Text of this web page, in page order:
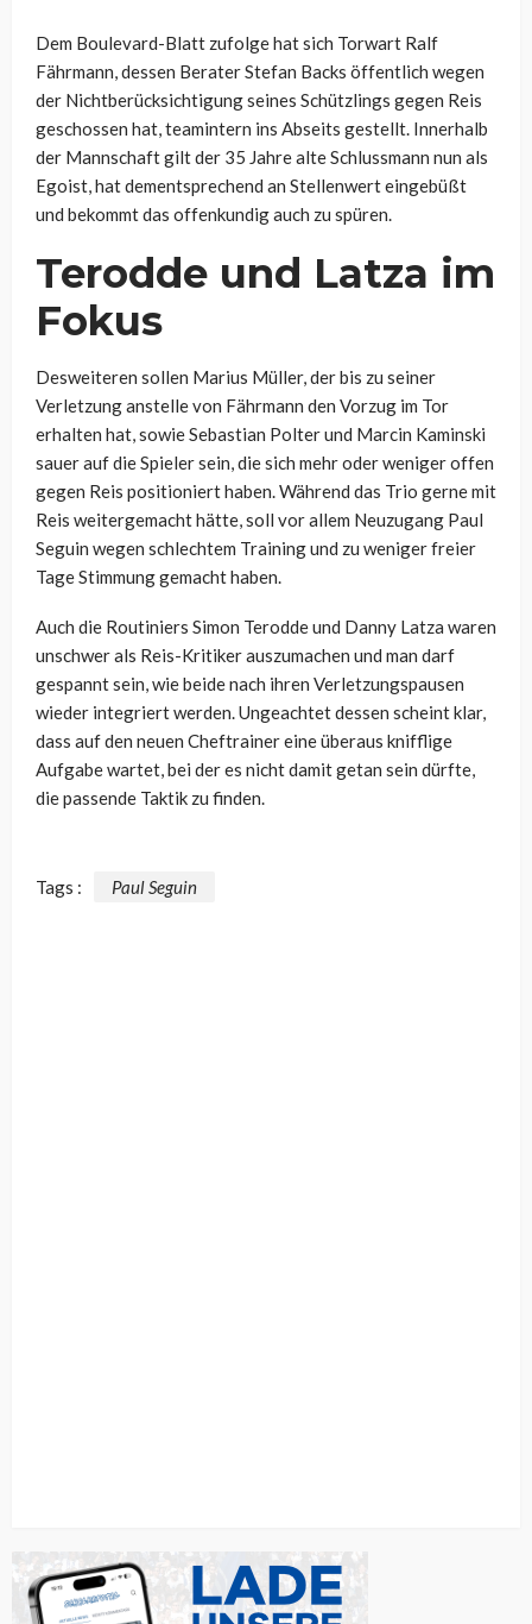
Dem Boulevard-Blatt zufolge hat sich Torwart Ralf
Fährmann, dessen Berater Stefan Backs öffentlich wegen
der Nichtberücksichtigung seines Schützlings gegen Reis
geschossen hat, teamintern ins Abseits gestellt. Innerhalb
der Mannschaft gilt der 35 Jahre alte Schlussmann nun als
Egoist, hat dementsprechend an Stellenwert eingebüßt
und bekommt das offenkundig auch zu spüren.
Terodde und Latza im
Fokus
Desweiteren sollen Marius Müller, der bis zu seiner
Verletzung anstelle von Fährmann den Vorzug im Tor
erhalten hat, sowie Sebastian Polter und Marcin Kaminski
sauer auf die Spieler sein, die sich mehr oder weniger offen
gegen Reis positioniert haben. Während das Trio gerne mit
Reis weitergemacht hätte, soll vor allem Neuzugang Paul
Seguin wegen schlechtem Training und zu weniger freier
Tage Stimmung gemacht haben.
Auch die Routiniers Simon Terodde und Danny Latza waren
unschwer als Reis-Kritiker auszumachen und man darf
gespannt sein, wie beide nach ihren Verletzungspausen
wieder integriert werden. Ungeachtet dessen scheint klar,
dass auf den neuen Cheftrainer eine überaus knifflige
Aufgabe wartet, bei der es nicht damit getan sein dürfte,
die passende Taktik zu finden.
Tags : Paul Seguin